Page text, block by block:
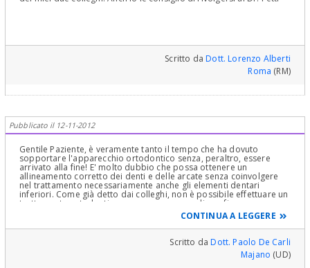
Scritto daDott. Lorenzo Alberti
Roma (RM)
Pubblicato il 12-11-2012
Gentile Paziente, è veramente tanto il tempo che ha dovuto
sopportare l'apparecchio ortodontico senza, peraltro, essere
arrivato alla fine! E' molto dubbio che possa ottenere un
allineamento corretto dei denti e delle arcate senza coinvolgere
nel trattamento necessariamente anche gli elementi dentari
inferiori. Come già detto dai colleghi, non è possibile effettuare un
trattamento ortodontico senza un esame radiografico
(teleradiografia), una cefalometria ortodontica, modelli di studio e
fotografie da eseguire sempre prima di iniziare il caso
ortognatodontico. Qui l'aspetto della chiusura dello spazio
dell'incisivo laterale superiore è attualmente il problema minore.
Si rivolga ad uno specialista per valutare bene il suo caso e
CONTINUA A LEGGERE
Scritto daDott. Paolo De Carli
Majano (UD)